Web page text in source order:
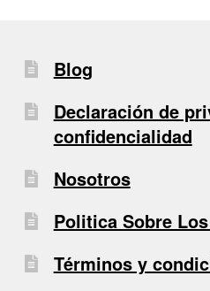
Blog
Declaración de
confidencialidad
Nosotros
Politica Sobre
Términos y